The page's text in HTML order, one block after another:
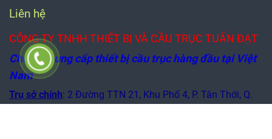
Liên hệ
CÔNG TY TNHH THIẾT BỊ VÀ CẦU TRỤC TUẤN ĐẠT
Chuyên cung cấp thiết bị cầu trục hàng đầu tại Việt
Nam
Trụ sở chính: 2 Đường TTN 21, Khu Phố 4, P. Tân Thới, Q.